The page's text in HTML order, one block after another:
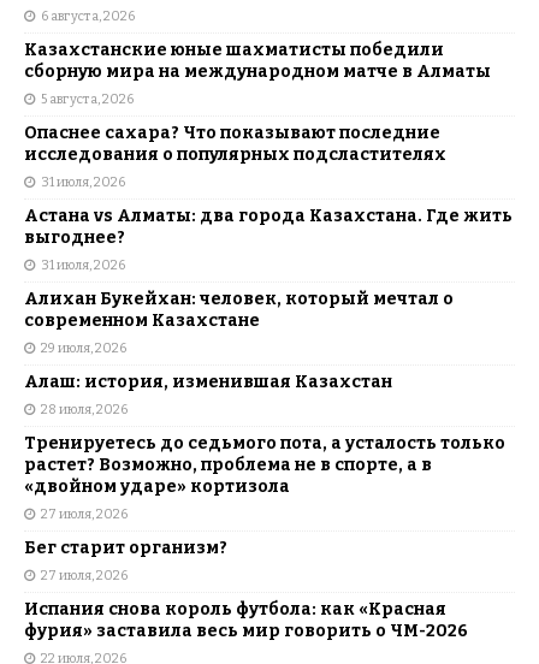
6 августа, 2026
Казахстанские юные шахматисты победили
сборную мира на международном матче в Алматы
5 августа, 2026
Опаснее сахара? Что показывают последние
исследования о популярных подсластителях
31 июля, 2026
Астана vs Алматы: два города Казахстана. Где жить
выгоднее?
31 июля, 2026
Алихан Букейхан: человек, который мечтал о
современном Казахстане
29 июля, 2026
Алаш: история, изменившая Казахстан
28 июля, 2026
Тренируетесь до седьмого пота, а усталость только
растет? Возможно, проблема не в спорте, а в
«двойном ударе» кортизола
27 июля, 2026
Бег старит организм?
27 июля, 2026
Испания снова король футбола: как «Красная
фурия» заставила весь мир говорить о ЧМ-2026
22 июля, 2026